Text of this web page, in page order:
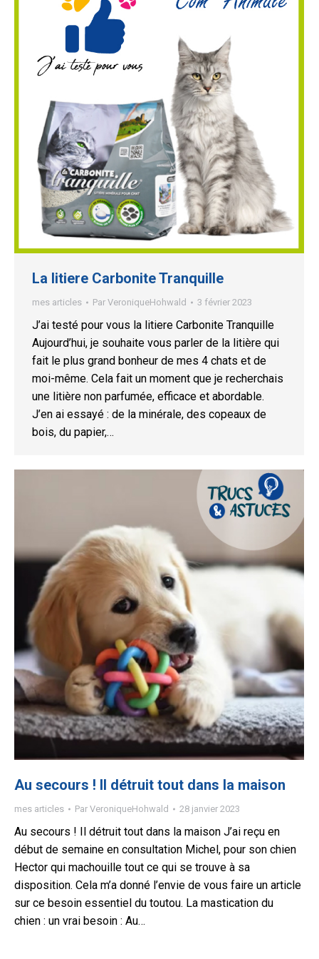
La litiere Carbonite Tranquille
mes articles Par VeroniqueHohwald 3 février 2023
J’ai testé pour vous la litiere Carbonite Tranquille
Aujourd’hui, je souhaite vous parler de la litière qui
fait le plus grand bonheur de mes 4 chats et de
moi-même. Cela fait un moment que je recherchais
une litière non parfumée, efficace et abordable.
J’en ai essayé : de la minérale, des copeaux de
bois, du papier,…
Au secours ! Il détruit tout dans la maison
mes articles Par VeroniqueHohwald 28 janvier 2023
Au secours ! Il détruit tout dans la maison J’ai reçu en
début de semaine en consultation Michel, pour son chien
Hector qui machouille tout ce qui se trouve à sa
disposition. Cela m’a donné l’envie de vous faire un article
sur ce besoin essentiel du toutou. La mastication du
chien : un vrai besoin : Au…